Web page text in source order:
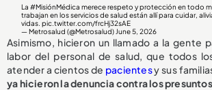
La#MisiónMédica merece respeto y protección en todo
trabajan en los servicios de salud están allí para cuidar,
vidas.pic.twitter.com/frcHj32sAE
— Metrosalud (@Metrosalud) June 5, 2026
Asimismo, hicieron un llamado a la gente
labor del personal de salud, que todos
atender a cientos de pacientesy sus
ya hicieron la denuncia contra los